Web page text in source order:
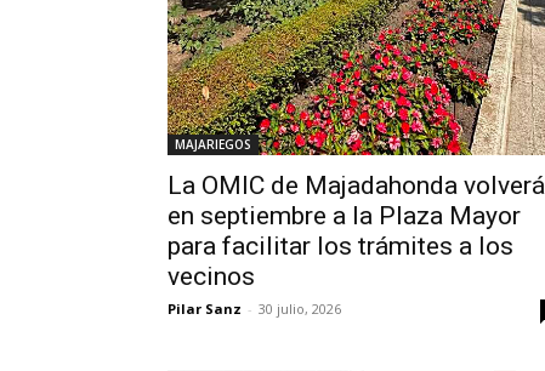
MAJARIEGOS
La OMIC de Majadahonda volverá
en septiembre a la Plaza Mayor
para facilitar los trámites a los
vecinos
Pilar Sanz - 30 julio, 2026